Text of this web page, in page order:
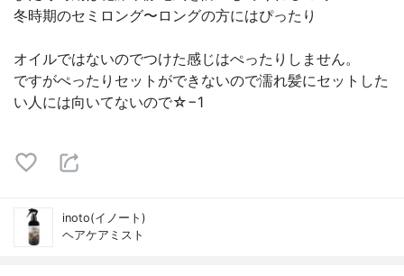
冬時期のセミロング〜ロングの方にはぴったり
オイルではないのでつけた感じはぺったりしません。
ですがぺったりセットができないので濡れ髪にセットした
い人には向いてないので☆−1
inoto(イノート)
ヘアケアミスト